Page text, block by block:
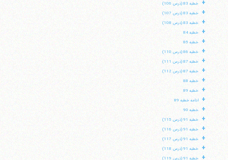
+ خطبه 83 (درس 106)
+ خطبه 83 (درس 107)
+ خطبه 83 (درس 108)
+ خطبه 84
+ خطبه 85
+ خطبه 86 (درس 110)
+ خطبه 87 (درس 111)
+ خطبه 87 (درس 112)
+ خطبه 88
+ خطبه 89
+ ادامه خطبه 89
+ خطبه 90
+ خطبه 91 (درس 115)
+ خطبه 91 (درس 116)
+ خطبه 91 (درس 117)
+ خطبه 91 (درس 118)
+ خطبه 91 (درس 119)